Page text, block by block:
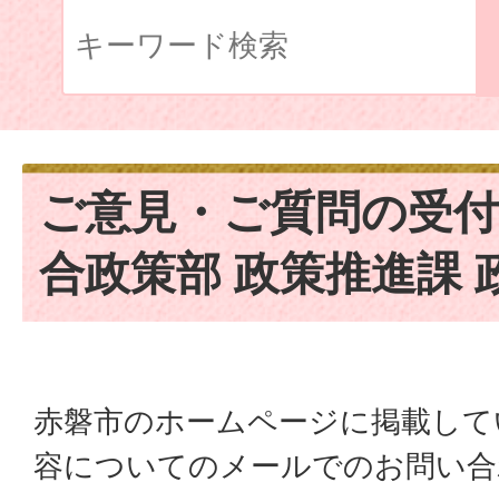
ご意見・ご質問の受
合政策部 政策推進課
赤磐市のホームページに掲載し
容についてのメールでのお問い